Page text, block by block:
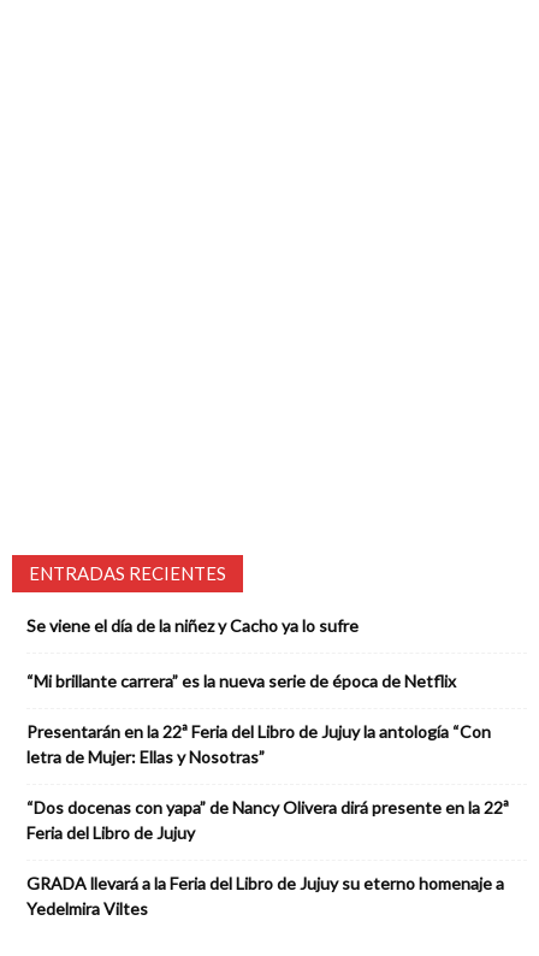
ENTRADAS RECIENTES
Se viene el día de la niñez y Cacho ya lo sufre
“Mi brillante carrera” es la nueva serie de época de Netflix
Presentarán en la 22ª Feria del Libro de Jujuy la antología “Con
letra de Mujer: Ellas y Nosotras”
“Dos docenas con yapa” de Nancy Olivera dirá presente en la 22ª
Feria del Libro de Jujuy
GRADA llevará a la Feria del Libro de Jujuy su eterno homenaje a
Yedelmira Viltes